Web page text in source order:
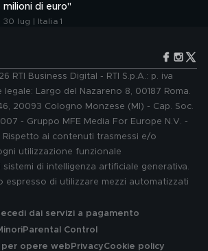
milioni di euro"
30 lug | Italia 1
RTI Business Digital - RTI S.p.A.: p. iva
legale: Largo del Nazareno 8, 00187 Roma.
20093 Cologno Monzese (MI) - Cap. Soc.
- Gruppo MFE Media For Europe N.V. -
Rispetto ai contenuti trasmessi e/o
utilizzazione funzionale
di intelligenza artificiale generativa.
espresso di utilizzare mezzi automatizzati
dai servizi a pagamento
Parental Control
per opere web PrivacyCookie policy